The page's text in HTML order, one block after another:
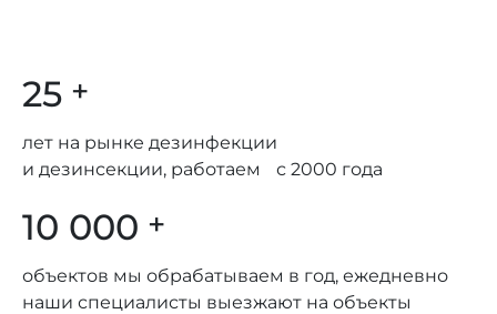
25 +
лет на рынке дезинфекции
и дезинсекции, работаем с 2000 года
10 000 +
объектов мы обрабатываем в год, ежедневно
наши специалисты выезжают на объекты